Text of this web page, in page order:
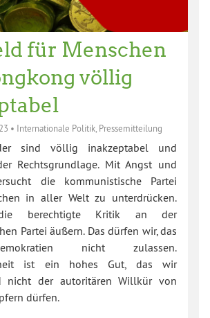
für Menschen
völlig
• Internationale Politik Pressemitteilung
sind völlig inakzeptabel und
Rechtsgrundlage. Mit Angst und
die kommunistische Partei
in aller Welt zu unterdrücken.
die berechtigte Kritik an der
Partei äußern. Das dürfen wir, das
nicht zulassen.
ist ein hohes Gut, das wir
nicht der autoritären Willkür von
dürfen.